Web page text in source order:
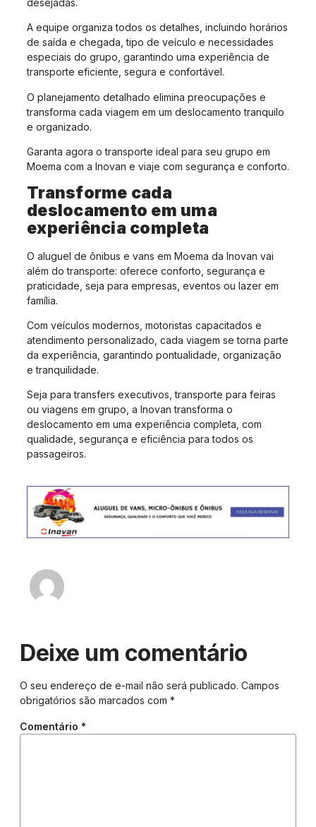
desejadas.
A equipe organiza todos os detalhes, incluindo horários
de saída e chegada, tipo de veículo e necessidades
especiais do grupo, garantindo uma experiência de
transporte eficiente, segura e confortável.
O planejamento detalhado elimina preocupações e
transforma cada viagem em um deslocamento tranquilo
e organizado.
Garanta agora o transporte ideal para seu grupo em
Moema com a Inovan e viaje com segurança e conforto.
Transforme cada
deslocamento em uma
experiência completa
O aluguel de ônibus e vans em Moema da Inovan vai
além do transporte: oferece conforto, segurança e
praticidade, seja para empresas, eventos ou lazer em
família.
Com veículos modernos, motoristas capacitados e
atendimento personalizado, cada viagem se torna parte
da experiência, garantindo pontualidade, organização
e tranquilidade.
Seja para transfers executivos, transporte para feiras
ou viagens em grupo, a Inovan transforma o
deslocamento em uma experiência completa, com
qualidade, segurança e eficiência para todos os
passageiros.
Deixe um comentário
O seu endereço de e-mail não será publicado. Campos
obrigatórios são marcados com *
Comentário *